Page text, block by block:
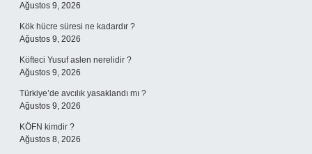
Ağustos 9, 2026
Kök hücre süresi ne kadardır ?
Ağustos 9, 2026
Köfteci Yusuf aslen nerelidir ?
Ağustos 9, 2026
Türkiye’de avcılık yasaklandı mı ?
Ağustos 9, 2026
KÖFN kimdir ?
Ağustos 8, 2026